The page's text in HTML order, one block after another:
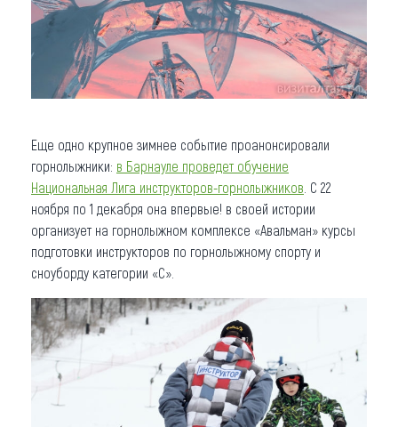
Еще одно крупное зимнее событие проанонсировали
горнолыжники: в Барнауле проведет обучение
Национальная Лига инструкторов-горнолыжников . С 22
ноября по 1 декабря она впервые! в своей истории
организует на горнолыжном комплексе «Авальман» курсы
подготовки инструкторов по горнолыжному спорту и
сноуборду категории «С».